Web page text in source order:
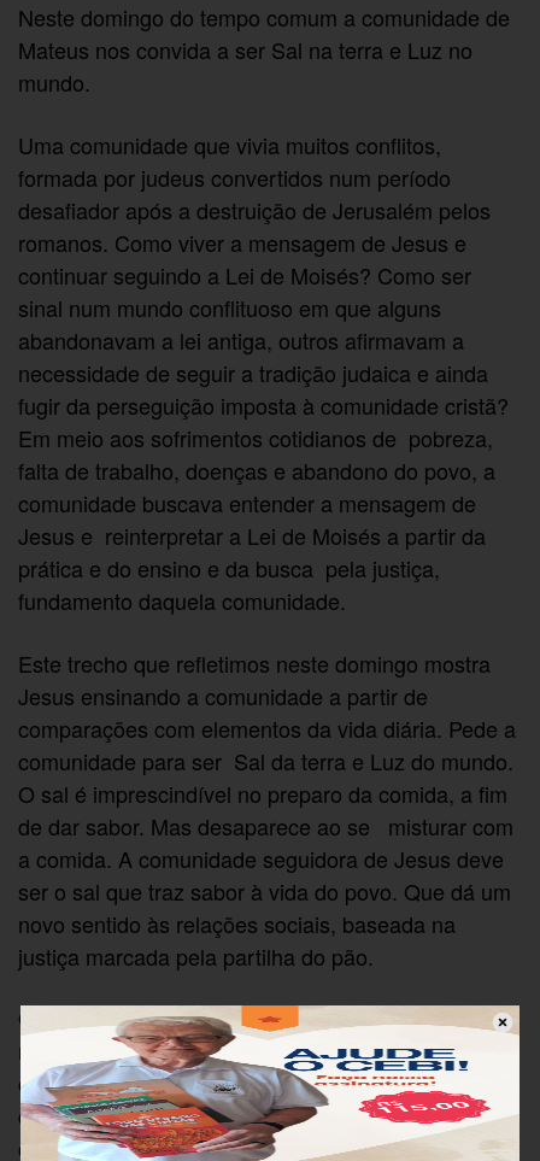
Neste domingo do tempo comum a comunidade de
Mateus nos convida a ser Sal na terra e Luz no
mundo.
Uma comunidade que vivia muitos conflitos,
formada por judeus convertidos num período
desafiador após a destruição de Jerusalém pelos
romanos. Como viver a mensagem de Jesus e
continuar seguindo a Lei de Moisés? Como ser
sinal num mundo conflituoso em que alguns
abandonavam a lei antiga, outros afirmavam a
necessidade de seguir a tradição judaica e ainda
fugir da perseguição imposta à comunidade cristã?
Em meio aos sofrimentos cotidianos de pobreza,
falta de trabalho, doenças e abandono do povo, a
comunidade buscava entender a mensagem de
Jesus e reinterpretar a Lei de Moisés a partir da
prática e do ensino e da busca pela justiça,
fundamento daquela comunidade.
Este trecho que refletimos neste domingo mostra
Jesus ensinando a comunidade a partir de
comparações com elementos da vida diária. Pede a
comunidade para ser Sal da terra e Luz do mundo.
O sal é imprescindível no preparo da comida, a fim
de dar sabor. Mas desaparece ao se misturar com
a comida. A comunidade seguidora de Jesus deve
ser o sal que traz sabor à vida do povo. Que dá um
novo sentido às relações sociais, baseada na
justiça marcada pela partilha do pão.
Outra comparação é a comunidade como Luz no
mundo e como tal, ter a função de iluminar os
caminhos a partir da proposta de Jesus. E como luz
deve brilhar e não se esconder. Anima a
comunidade a ter coragem para testemunhar Jesus